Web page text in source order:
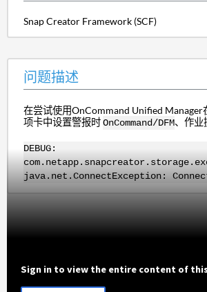
Snap Creator Framework (SCF)
问题描述
在尝试使用OnCommand Unified Manager
项卡中设置警报时OnCommand/DFM、作业
DEBUG:
java.net.ConnectException:
Sign in to view the entire content of